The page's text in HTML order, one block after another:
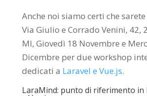
Anche noi siamo certi che
Via Giulio e Corrado Venini, 42,
MI, Giovedì 18 Novembre e
Dicembre per due workshop
dedicati a Laravel e Vue.js.
LaraMind: punto di riferimento in